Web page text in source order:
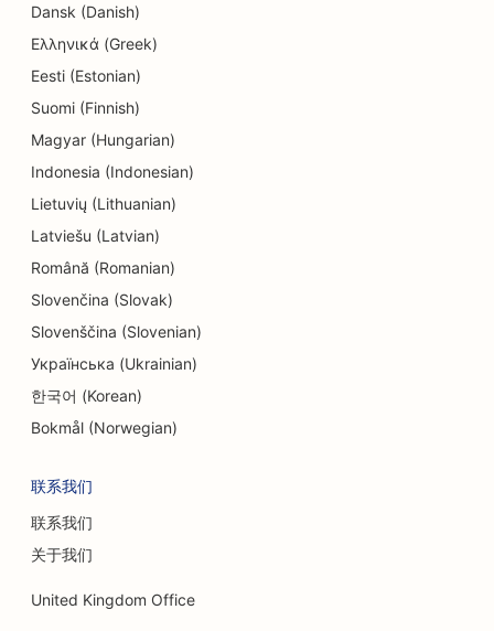
Dansk (Danish)
Ελληνικά (Greek)
Eesti (Estonian)
Suomi (Finnish)
Magyar (Hungarian)
Indonesia (Indonesian)
Lietuvių (Lithuanian)
Latviešu (Latvian)
Română (Romanian)
Slovenčina (Slovak)
Slovenščina (Slovenian)
Українська (Ukrainian)
한국어 (Korean)
Bokmål (Norwegian)
联系我们
联系我们
关于我们
United Kingdom Office